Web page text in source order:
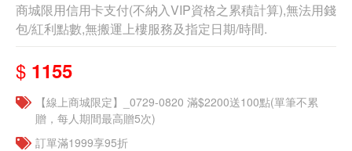
商城限用信用卡支付(不納入VIP資格之累積計算),無法用錢
包/紅利點數,無搬運上樓服務及指定日期/時間.
$ 1155
【線上商城限定】_0729-0820 滿$2200送100點(單筆不累
贈，每人期間最高贈5次)
訂單滿1999享95折